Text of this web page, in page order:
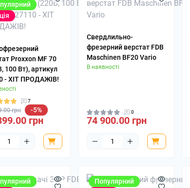
Proxxon MF 70
100 Вт), артикул
- ХІТ ПРОДАЖІВ!
7
грн -5%
грн
Свердлильно-
фрезерний верстат FDB
Maschinen BF20 Vario
В наявності
0
74 900.00 грн
Популярний